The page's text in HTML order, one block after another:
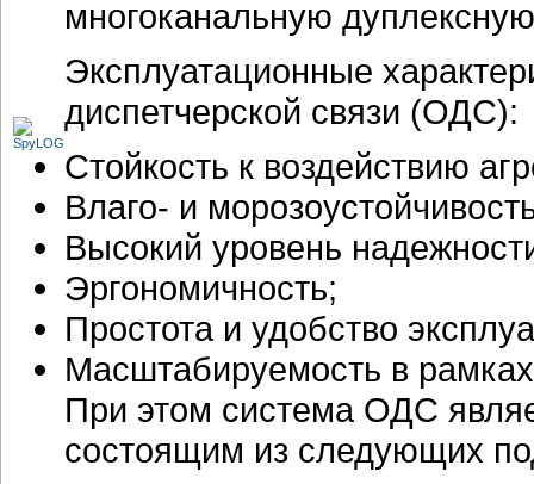
многоканальную
Эксплуатационные
диспетчерской связи (ОДС):
Стойкость к воздействию
Влаго- и
Высокий уровень
Эргономичность;
Простота и удобство
Масштабируемость в
При этом система ОДС
состоящим из следующих